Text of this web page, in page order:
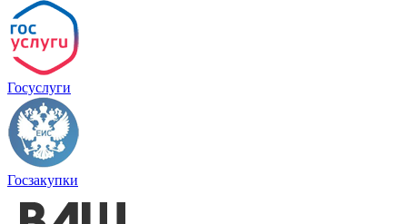
Госуслуги
Госзакупки